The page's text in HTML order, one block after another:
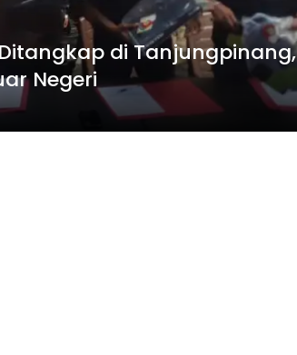
di Tanjungpinang,
Negeri